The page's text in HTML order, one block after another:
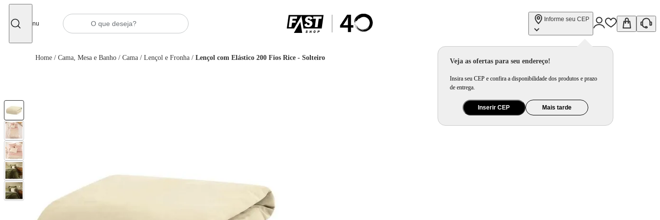
Menu
Informe seu CEP
Veja as ofertas para seu endereço!
Insira seu CEP e confira a disponibilidade dos produtos e prazo
de entrega.
Inserir CEP Mais tarde
Home / Cama, Mesa e Banho / Cama / Lençol e Fronha / Lençol com Elástico 200 Fios Rice - Solteiro